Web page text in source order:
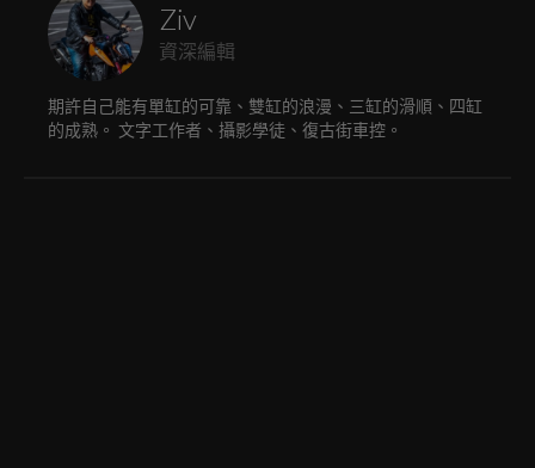
Ziv
資深編輯
期許自己能有單缸的可靠、雙缸的浪漫、三缸的滑順、四缸
的成熟。 文字工作者、攝影學徒、復古街車控。